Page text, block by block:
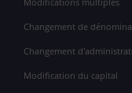
Changement de
Changement
Modification du capital